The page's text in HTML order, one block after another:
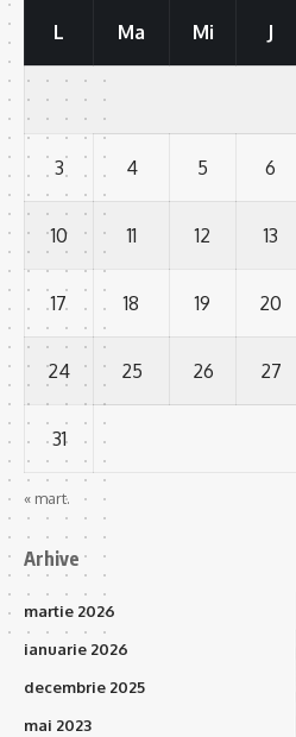
L Ma Mi J
3 4 5 6
10 11 12 13
17 18 19 20
24 25 26 27
31
« mart.
Arhive
martie 2026
ianuarie 2026
decembrie 2025
mai 2023